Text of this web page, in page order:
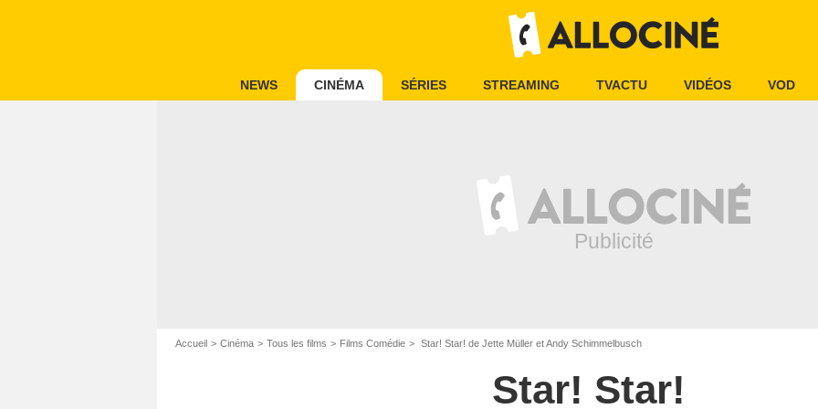
NEWS CINÉMA SÉRIES STREAMING TVACTU VIDÉOS VOD
Accueil Cinéma Tous les films Films Comédie Star! Star! de Jette Müller et Andy Schimmelbusch
Star! Star!